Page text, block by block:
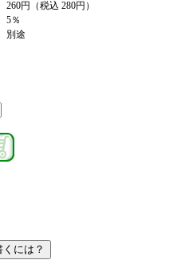
260円（税込 280円）
5％
別途